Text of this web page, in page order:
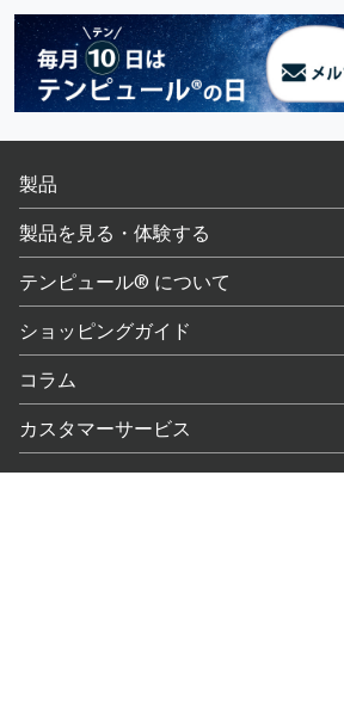
製品
製品を見る・体験する
テンピュール® について
ショッピングガイド
コラム
カスタマーサービス